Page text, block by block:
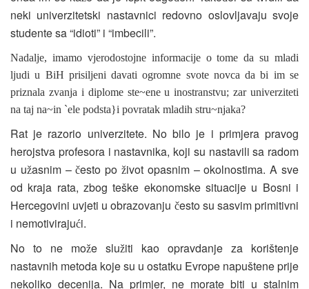
neki univerzitetski nastavnici redovno oslovljavaju svoje
studente sa “idioti” i “imbecili”.
Nadalje, imamo vjerodostojne informacije o tome da su mladi
ljudi u BiH prisiljeni davati ogromne svote novca da bi im se
priznala zvanja i diplome ste~ene u inostranstvu; zar univerziteti
na taj na~in `ele podsta}i povratak mladih stru~njaka?
Rat je razorio univerzitete. No bilo je i primjera pravog
herojstva profesora i nastavnika, koji su nastavili sa radom
u užasnim –često poživot opasnim – okolnostima. A sve
od kraja rata, zbog teške ekonomske situacije u Bosni i
Hercegovini uvjeti u obrazovanju često su sasvim primitivni
i nemotivirajući.
No to ne može služiti kao opravdanje za korištenje
nastavnih metoda koje su u ostatku Evrope napuštene prije
nekoliko decenija. Na primjer, ne morate biti u stalnim